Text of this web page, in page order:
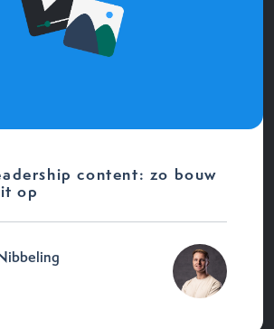
content: zo bouw
op